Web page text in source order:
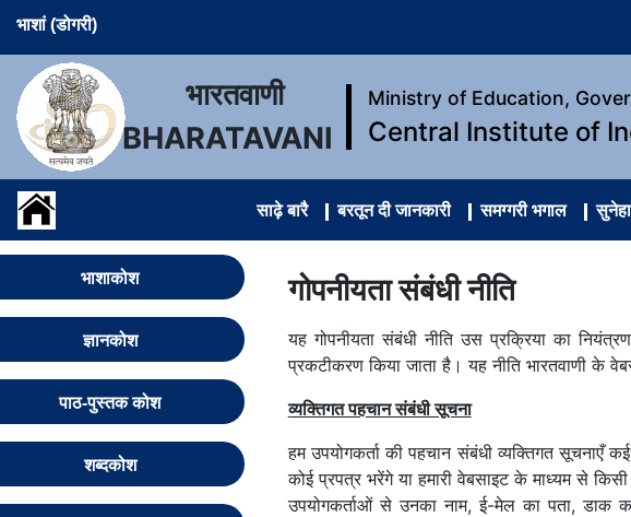
भाशां (डोगरी)
भारतवाणी
BHARATAVANI
Ministry of Education,
Central Institute of
साढ़े बारै बरतून दी जानकारी समग्गरी भगाल सुनेहा
भाशाकोश
ज्ञानकोश
पाठ-पुस्तक कोश
शब्दकोश
गोपनीयता संबंधी नीति
यह गोपनीयता संबंधी नीति उस प्रक्रिया का
प्रकटीकरण किया जाता है। यह नीति भारतवाणी के
व्यक्तिगत पहचान संबंधी सूचना
हम उपयोगकर्ता की पहचान संबंधी व्यक्तिगत
कोई प्रपत्र भरेंगे या हमारी वेबसाइट के माध्यम से
उपयोगकर्ताओं से उनका नाम, ई-मेल का पता, डाक